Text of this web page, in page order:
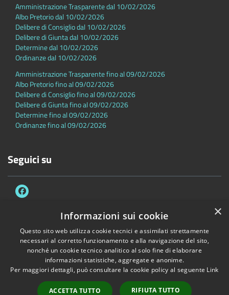
Amministrazione Trasparente dal 10/02/2026
Albo Pretorio dal 10/02/2026
Delibere di Consiglio dal 10/02/2026
Delibere di Giunta dal 10/02/2026
Determine dal 10/02/2026
Ordinanze dal 10/02/2026
Amministrazione Trasparente fino al 09/02/2026
Albo Pretorio fino al 09/02/2026
Delibere di Consiglio fino al 09/02/2026
Delibere di Giunta fino al 09/02/2026
Determine fino al 09/02/2026
Ordinanze fino al 09/02/2026
Seguici su
Accessibilità Privacy Cookie
Mappa del sito
Dichiarazione di accessibilità
Copyright © 2026 • Comune di Sambuca Pistoiese • Powered by
Municipium
Accesso redazione
×
Informazioni sui cookie
Questo sito web utilizza cookie tecnici e assimilati strettamente
necessari al corretto funzionamento e alla navigazione del sito,
nonché un cookie tecnico analitico al solo fine di elaborare
informazioni statistiche, aggregate e anonime.
Per maggiori dettagli, può consultare la cookie policy al seguente Link
ACCETTA TUTTO RIFIUTA TUTTO